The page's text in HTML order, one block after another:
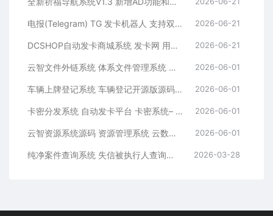
电报(Telegram) TG 发卡机器人 支持双语 + 用户充值 USDT/双语言(独角数版本) 2026-06-21
DCSHOP自动发卡商城系统 发卡网 用户可开通分店分销 支持实物发货 自带博客功能 2026-06-21
云智文件外链系统 体系文件管理系统 多用户版本 2026-06-01
车辆上牌登记系统 车辆登记开源版源码 车辆登记管理系统源码 2026-06-01
卡密分发系统 自动发卡平台 卡密系统– 附后台管理 2026-06-01
云智资源系统源码 资源管理系统 云数据管理平台– 带支付/积分商城/广告 2026-06-01
纯净案件查询系统 失信被执行人查询系统源码 执法办案系统源码 2026-03-28